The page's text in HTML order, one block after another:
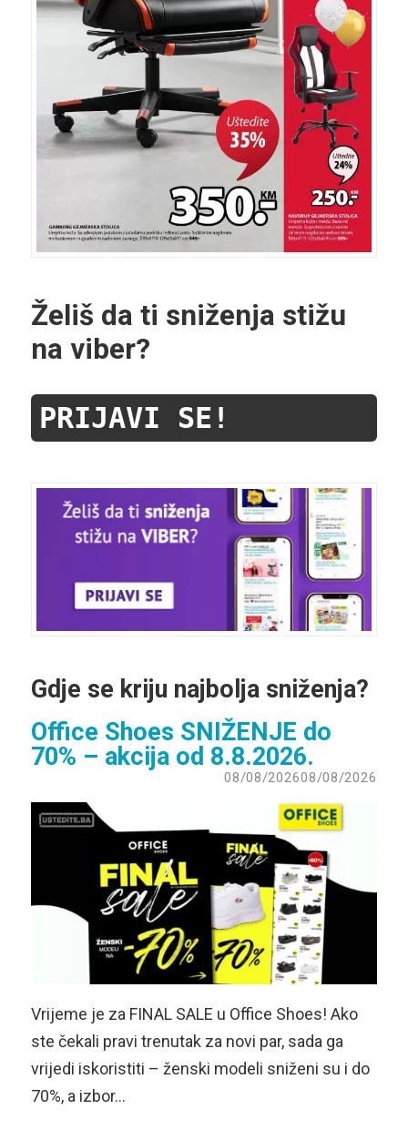
Želiš da ti sniženja stižu
na viber?
PRIJAVI SE!
Gdje se kriju najbolja sniženja?
Office Shoes SNIŽENJE do
70% – akcija od 8.8.2026.
08/08/202608/08/2026
Vrijeme je za FINAL SALE u Office Shoes! Ako
ste čekali pravi trenutak za novi par, sada ga
vrijedi iskoristiti – ženski modeli sniženi su i do
70%, a izbor…